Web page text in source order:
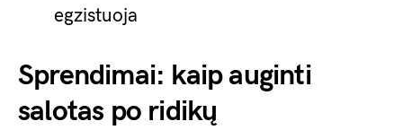
egzistuoja
Sprendimai: kaip auginti
salotas po ridikų